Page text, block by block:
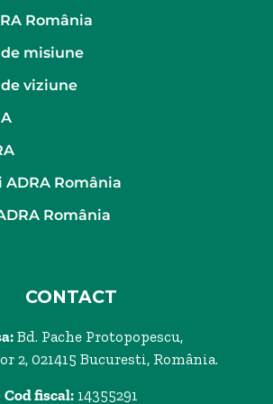
România
misiune
viziune
România
România
CONTACT
Bd. Pache Protopopescu,
2, 021415 Bucuresti, România.
Cod fiscal: 14355291